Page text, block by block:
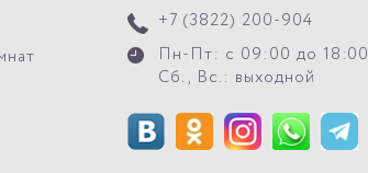
+7 (3822) 200-904
Пн-Пт: с 09:00 до 18:00
Сб., Вс.: выходной